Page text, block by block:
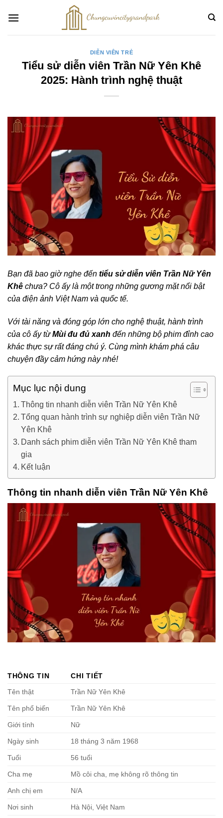
qua
DIỄN VIÊN TRẺ
Tiểu sử diễn viên Trần Nữ Yên Khê
2025: Hành trình nghệ thuật
Bạn đã bao giờ nghe đến tiểu sử diễn viên Trần Nữ Yên
Khê chưa? Cô ấy là một trong những gương mặt nổi bật
của điện ảnh Việt Nam và quốc tế.
Với tài năng và đóng góp lớn cho nghệ thuật, hành trình
của cô ấy từMùi đu đủ xanh đến những bộ phim đỉnh cao
khác thực sự rất đáng chú ý. Cùng mình khám phá câu
chuyện đầy cảm hứng này nhé!
Mục lục nội dung
Thông tin nhanh diễn viên Trần Nữ Yên Khê
Tổng quan hành trình sự nghiệp diễn viên Trần Nữ
Yên Khê
Danh sách phim diễn viên Trần Nữ Yên Khê tham
gia
Kết luận
Thông tin nhanh diễn viên Trần Nữ Yên Khê
THÔNG TIN
CHI TIẾT
Tên thật
Trần Nữ Yên Khê
Tên phổ biến Trần Nữ Yên Khê
Giới tính Nữ
Ngày sinh 18 tháng 3 năm 1968
Tuổi 56 tuổi
Cha mẹ Mồ côi cha, mẹ không rõ thông tin
Anh chị em N/A
Nơi sinh Hà Nội, Việt Nam